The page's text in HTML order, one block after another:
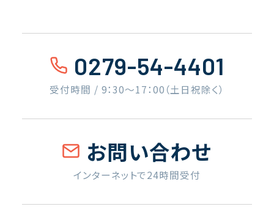
0279-54-4401
受付時間 / 9：30〜17：00（土日祝除く）
お問い合わせ
インターネットで24時間受付